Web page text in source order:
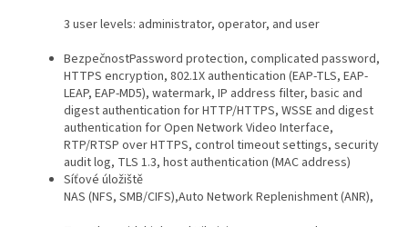
3 user levels: administrator, operator, and user
BezpečnostPassword protection, complicated password,
HTTPS encryption, 802.1X authentication (EAP-TLS, EAP-
LEAP, EAP-MD5), watermark, IP address filter, basic and
digest authentication for HTTP/HTTPS, WSSE and digest
authentication for Open Network Video Interface,
RTP/RTSP over HTTPS, control timeout settings, security
audit log, TLS 1.3, host authentication (MAC address)
Síťové úložiště
NAS (NFS, SMB/CIFS),Auto Network Replenishment (ANR),